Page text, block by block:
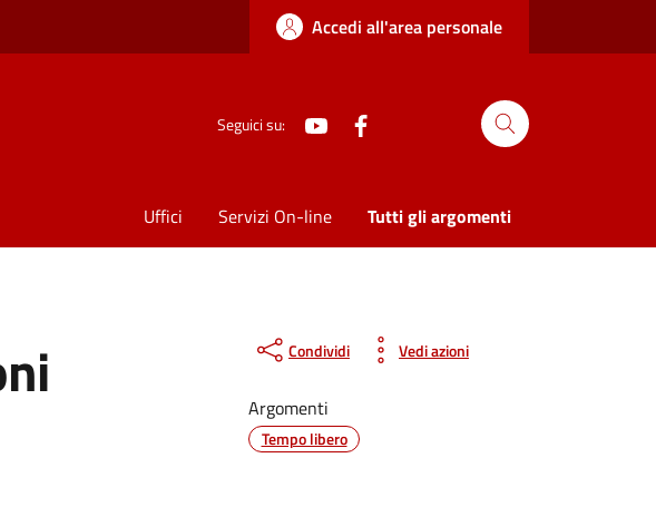
Accedi all'area personale
Seguici su: Youtube
Uffici Servizi On-line Tutti gli argomenti
Condividi Vedi azioni
Argomenti
Tempo libero